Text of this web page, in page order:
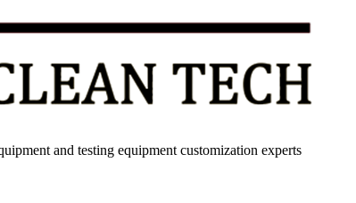
and testing equipment customization experts